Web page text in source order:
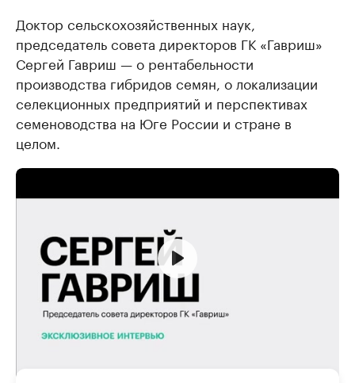
Доктор сельскохозяйственных наук,
председатель совета директоров ГК «Гавриш»
Сергей Гавриш — о рентабельности
производства гибридов семян, о локализации
селекционных предприятий и перспективах
семеноводства на Юге России и стране в
целом.